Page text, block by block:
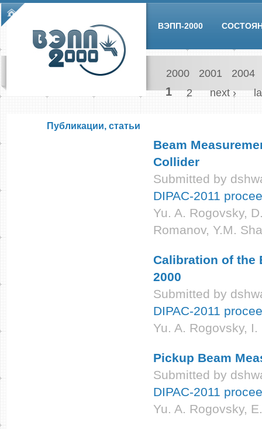
Skip to main content
Main menu
ВЭПП-2000
2000 2001 2004
Pages
1 2 next ›
Публикации, статьи
Beam
Collider
Submitted by
DIPAC-2011
Yu. A. Rogovsky,
Romanov, Y.M.
Calibration of the
2000
Submitted by
DIPAC-2011
Yu. A. Rogovsky,
Pickup Beam
Submitted by
DIPAC-2011
Yu. A. Rogovsky,